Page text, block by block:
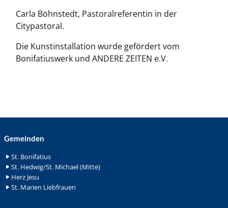
Carla Böhnstedt, Pastoralreferentin in der
Citypastoral.
Die Kunstinstallation wurde gefördert vom
Bonifatiuswerk und ANDERE ZEITEN e.V.
Gemeinden
St. Bonifatius
St. Hedwig/St. Michael (Mitte)
Herz Jesu
St. Marien Liebfrauen